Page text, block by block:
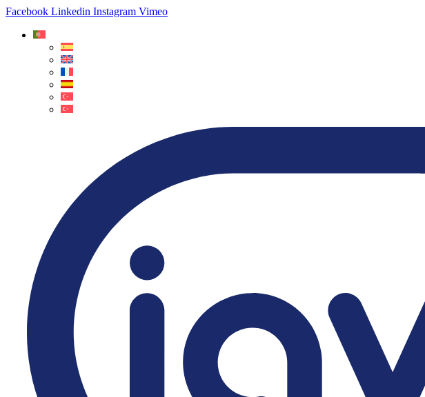
Facebook Linkedin Instagram Vimeo